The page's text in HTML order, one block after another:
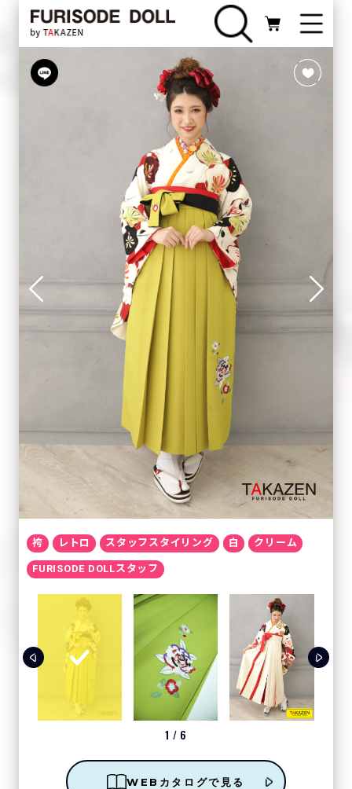
袴 レトロ スタッフスタイリング 白 クリーム
FURISODE DOLLスタッフ
1 / 6
WEBカタログで見る